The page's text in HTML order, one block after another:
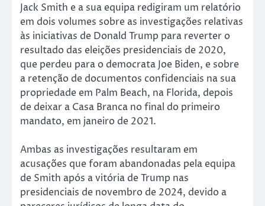
Jack Smith e a sua equipa redigiram um relatório
em dois volumes sobre as investigações relativas
às iniciativas de Donald Trump para reverter o
resultado das eleições presidenciais de 2020,
que perdeu para o democrata Joe Biden, e sobre
a retenção de documentos confidenciais na sua
propriedade em Palm Beach, na Florida, depois
de deixar a Casa Branca no final do primeiro
mandato, em janeiro de 2021.
Ambas as investigações resultaram em
acusações que foram abandonadas pela equipa
de Smith após a vitória de Trump nas
presidenciais de novembro de 2024, devido a